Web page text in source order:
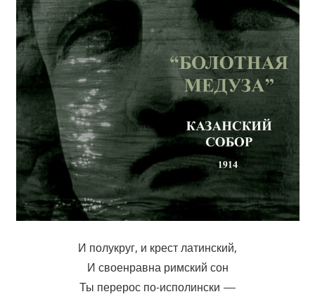
И полукруг, и крест латинский,
И своенравна римский сон
Ты перерос по-исполински —